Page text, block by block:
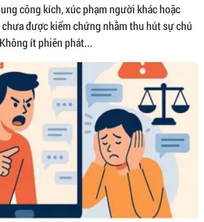
công kích, xúc phạm người khác hoặc
được kiểm chứng nhằm thu hút sự chú
ít phiên phát...